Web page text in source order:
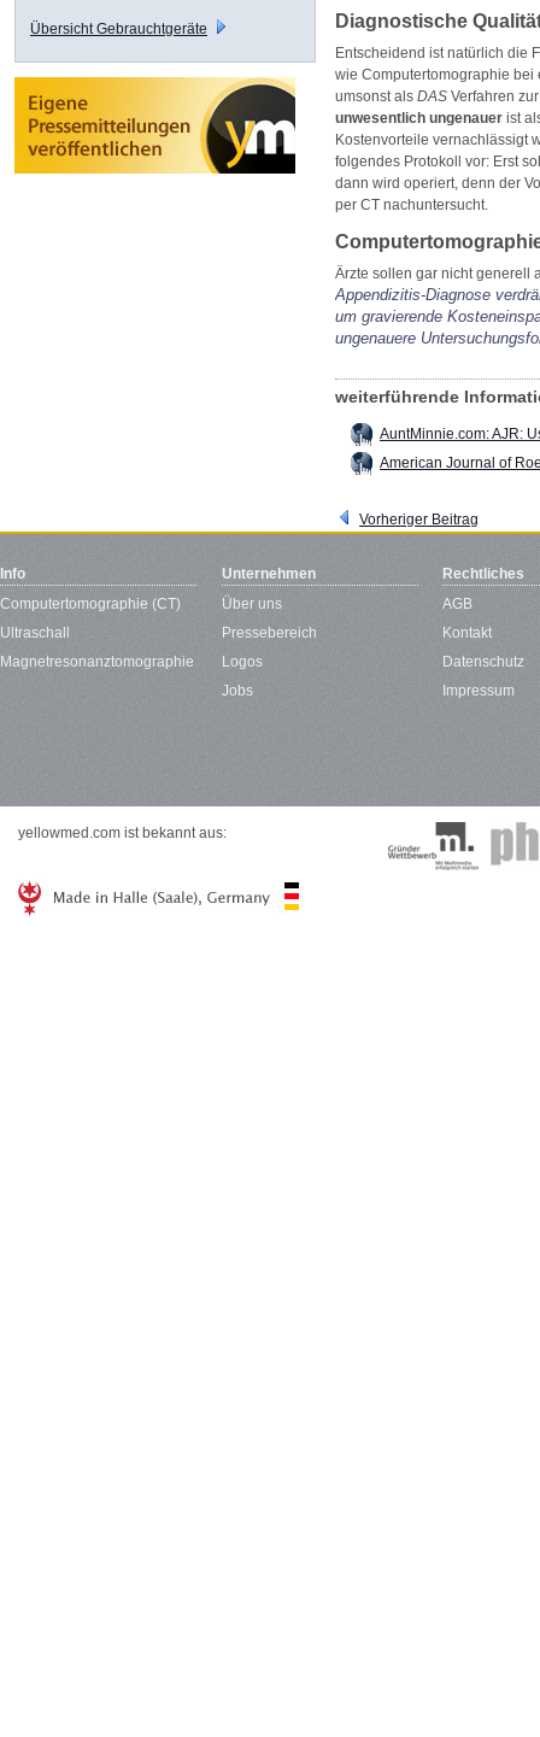
Diagnostische
Entscheidend ist natürlich die
wie Computertomographie bei
umsonst als DAS Verfahren
unwesentlich ungenauer ist
Kostenvorteile vernachlässigt
folgendes Protokoll vor: Erst
dann wird operiert, denn der
per CT nachuntersucht.
Ärzte sollen gar nicht generell
Appendizitis-Diagnose
um gravierende
ungenauere
weiterführende
AuntMinnie.com: AJR:
American Journal of
Vorheriger Beitrag
Übersicht Gebrauchtgeräte
Info
Computertomographie (CT)
Ultraschall
Magnetresonanztomographie
Unternehmen
Über uns
Pressebereich
Logos
Jobs
Rechtliches
AGB
Kontakt
Datenschutz
Impressum
yellowmed.com ist bekannt aus: